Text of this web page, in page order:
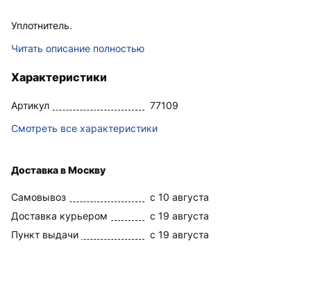
Уплотнитель.
Читать описание полностью
Характеристики
Артикул
77109
Смотреть все характеристики
Доставка в Москву
Самовывоз
c 10 августа
Доставка курьером
c 19 августа
Пункт выдачи
c 19 августа